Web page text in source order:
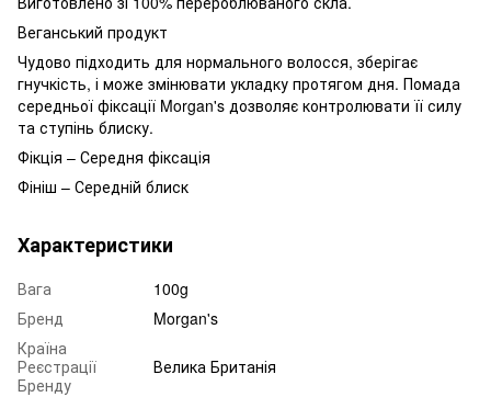
Веганський продукт
Чудово підходить для нормального волосся, зберігає
гнучкість, і може змінювати укладку протягом дня. Помада
середньої фіксації Morgan's дозволяє контролювати її силу
та ступінь блиску.
Фікція – Середня фіксація
Фініш – Середній блиск
Характеристики
Вага
100g
Бренд
Morgan's
Країна
Реєстрації
Бренду
Велика Британія